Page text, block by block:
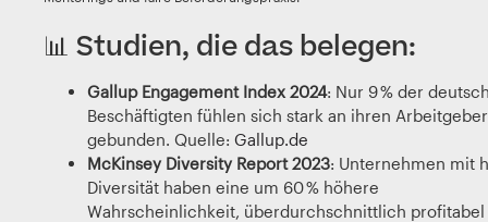
📊 Studien, die das belegen:
Gallup Engagement Index 2024: Nur 9 % der
Beschäftigten fühlen sich stark an ihren Arbeitgeber
gebunden. Quelle: Gallup.de
McKinsey Diversity Report 2023: Unternehmen mit
Diversität haben eine um 60 % höhere
Wahrscheinlichkeit, überdurchschnittlich profitabel